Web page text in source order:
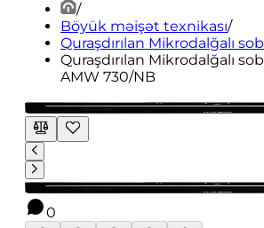
/
Böyük məişət texnikası/
Quraşdırılan Mikrodalğalı
Quraşdırılan Mikrodalğalı
AMW 730/NB
0